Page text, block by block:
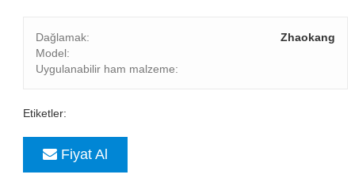
Dağlamak:
Zhaokang
Model:
Uygulanabilir ham malzeme:
Etiketler:
Fiyat Al